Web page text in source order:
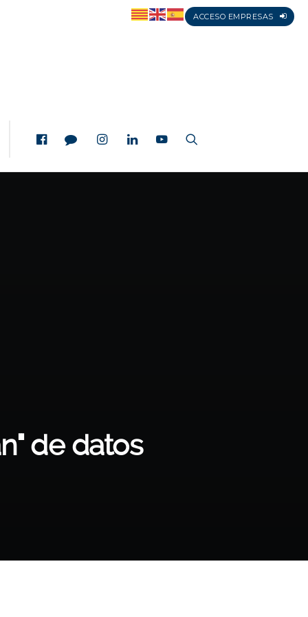
ACCESO EMPRESAS
de datos